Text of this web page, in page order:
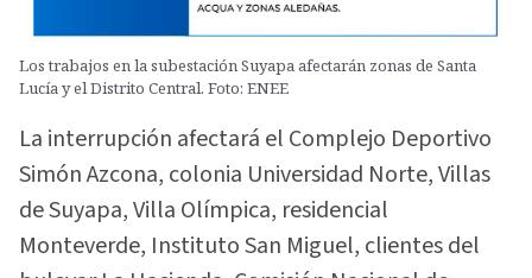
Los trabajos en la subestación Suyapa afectarán zonas de Santa
Lucía y el Distrito Central. Foto: ENEE
La interrupción afectará el Complejo Deportivo
Simón Azcona, colonia Universidad Norte, Villas
de Suyapa, Villa Olímpica, residencial
Monteverde, Instituto San Miguel, clientes del